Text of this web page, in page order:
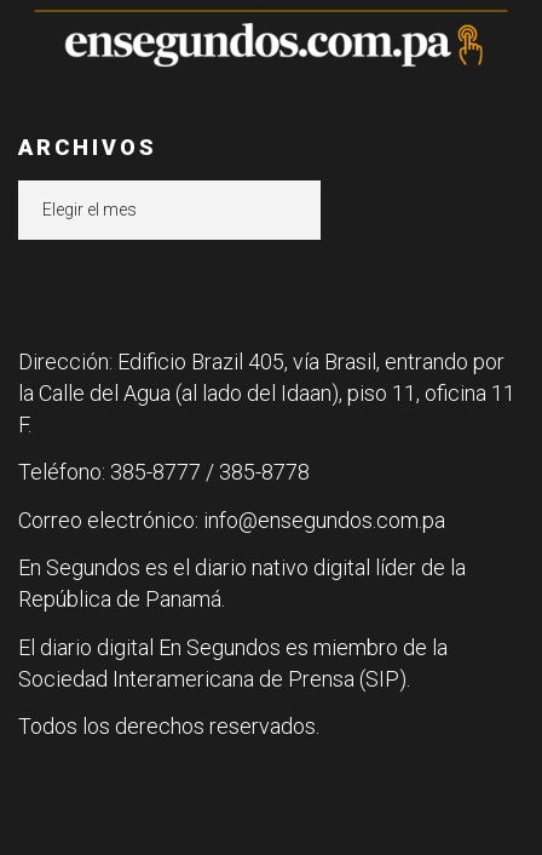
ARCHIVOS
Dirección: Edificio Brazil 405, vía Brasil, entrando por
la Calle del Agua (al lado del Idaan), piso 11, oficina 11
F.
Teléfono: 385-8777 / 385-8778
Correo electrónico: info@ensegundos.com.pa
En Segundos es el diario nativo digital líder de la
República de Panamá.
El diario digital En Segundos es miembro de la
Sociedad Interamericana de Prensa (SIP).
Todos los derechos reservados.